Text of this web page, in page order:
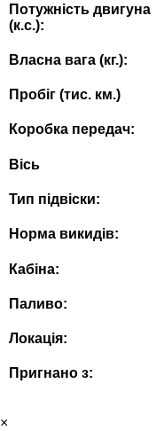
Потужність двигуна
(к.с.):
Власна вага (кг.):
Пробіг (тис. км.)
Коробка передач:
Вісь
Тип підвіски:
Норма викидів:
Кабіна:
Паливо:
Локація:
Пригнано з:
×